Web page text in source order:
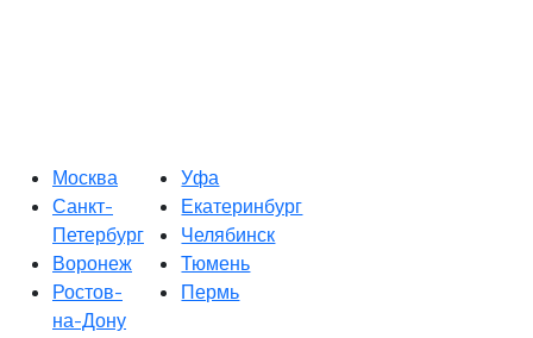
Москва
Санкт-
Петербург
Воронеж
Ростов-
на-Дону
Уфа
Екатеринбург
Челябинск
Тюмень
Пермь